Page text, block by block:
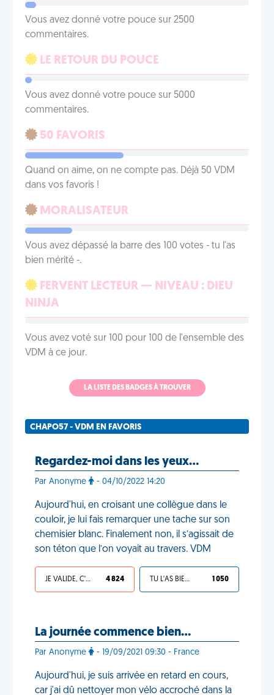
Vous avez donné votre pouce sur 2500
commentaires.
LE RETOUR DU POUCE
Vous avez donné votre pouce sur 5000
commentaires.
50 FAVORIS
Quand on aime, on ne compte pas. Déjà 50 VDM
dans vos favoris !
MORALISATEUR
Vous avez dépassé la barre des 100 votes - tu l'as
bien mérité -.
FERVENT LECTEUR — NIVEAU : DIEU
NINJA
Vous avez voté sur 100 pour 100 de l'ensemble des
VDM à ce jour.
LA LISTE DES BADGES À TROUVER
CHAPO57 - VDM EN FAVORIS
Regardez-moi dans les yeux…
Par Anonyme - 04/10/2022 14:20
Aujourd'hui, en croisant une collègue dans le
couloir, je lui fais remarquer une tache sur son
chemisier blanc. Finalement non, il s’agissait de
son téton que l’on voyait au travers. VDM
JE VALIDE, C'EST UNE VDM 4 824 TU L'AS BIEN MÉRITÉ 1 050
La journée commence bien…
Par Anonyme - 19/09/2021 09:30 - France
Aujourd'hui, je suis arrivée en retard en cours,
car j'ai dû nettoyer mon vélo accroché dans la